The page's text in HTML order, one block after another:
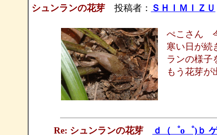
シュンランの花芽投稿者： ＳＨＩＭＩＺＵ
ぺこさん
寒い日が続
ランの様子
もう花芽が
Re: シュンランの花芽 ｄ（゜ο゜)ｂ